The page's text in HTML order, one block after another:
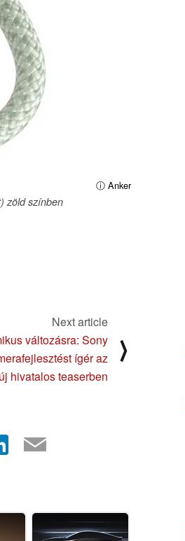
ⓘ Anker
zöld színben
Next article
változásra: Sony
ígér az
új hivatalos teaserben
⟩